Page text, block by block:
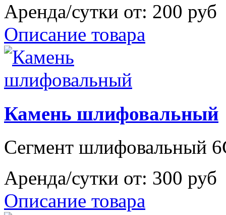
Аренда/сутки от: 200 руб
Описание товара
Камень шлифовальный
Сегмент шлифовальный
Аренда/сутки от: 300 руб
Описание товара